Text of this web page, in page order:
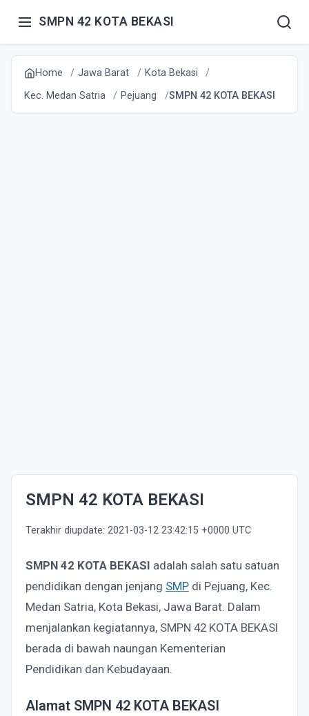
SMPN 42 KOTA BEKASI
Home Jawa Barat
Kota Bekasi
Kec. Medan Satria
Pejuang SMPN 42 KOTA BEKASI
SMPN 42 KOTA BEKASI
Terakhir diupdate: 2021-03-12 23:42:15 +0000 UTC
SMPN 42 KOTA BEKASI adalah salah satu satuan
pendidikan dengan jenjang SMP di Pejuang, Kec.
Medan Satria, Kota Bekasi, Jawa Barat. Dalam
menjalankan kegiatannya, SMPN 42 KOTA BEKASI
berada di bawah naungan Kementerian
Pendidikan dan Kebudayaan.
Alamat SMPN 42 KOTA BEKASI